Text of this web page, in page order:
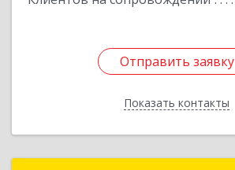
Отправить заявку
Показать контакты
Отправить заявку
Назад